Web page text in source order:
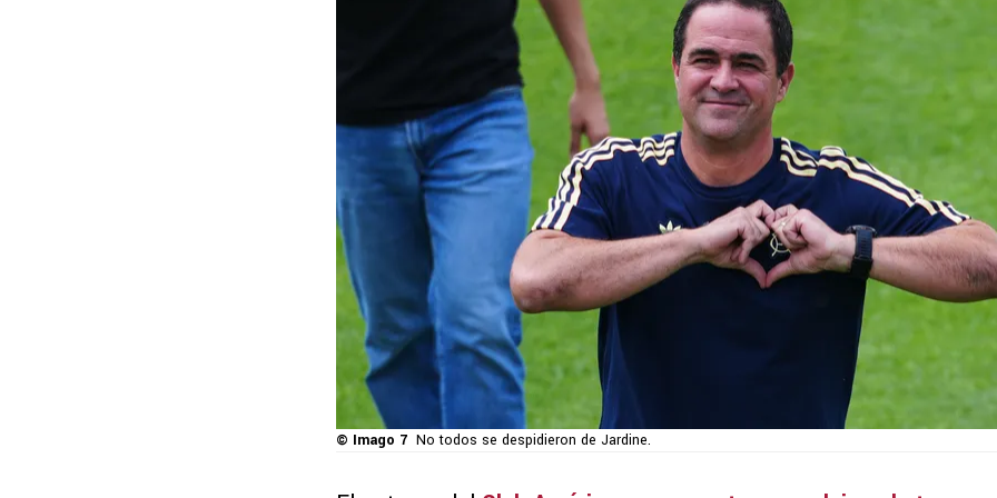
© Imago 7 No todos se despidieron de Jardine.